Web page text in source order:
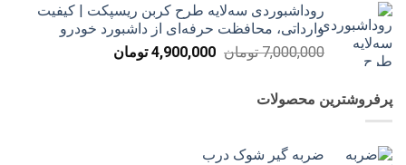
7,000,000 تومان
بود.
4,900,000 تومان
است.
روداشبوردی سه‌لایه طرح کربن ریسپکت | کیفیت
وارداتی، محافظت حرفه‌ای از داشبورد خودرو
7,000,000 تومان قیمت
4,900,000 تومانقیمت
پرفروشترین محصولات
ضربه گیر شوک درب